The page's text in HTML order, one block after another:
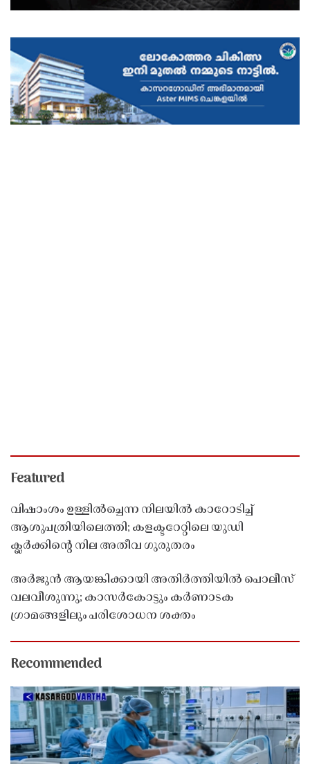
Featured
വിഷാംശം ഉള്ളിൽച്ചെന്ന നിലയിൽ കാറോടിച്ച്
ആശുപത്രിയിലെത്തി; കളക്ടറേറ്റിലെ യുഡി
ക്ലർക്കിൻ്റെ നില അതീവ ഗുരുതരം
അർജുൻ ആയങ്കിക്കായി അതിർത്തിയിൽ പൊലീസ്
വലവീശുന്നു; കാസർകോട്ടും കർണാടക
ഗ്രാമങ്ങളിലും പരിശോധന ശക്തം
Recommended